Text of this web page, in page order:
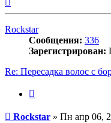
Rockstar
Сообщения: 336
Зарегистрирован:
Re: Пересадка волос с
Сообщение
Rockstar » Пн апр 06,